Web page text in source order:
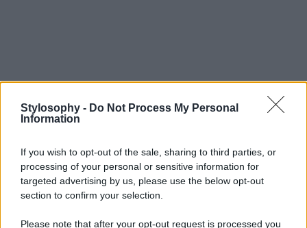
Stylosophy - Do Not Process My Personal
Information
If you wish to opt-out of the sale, sharing to third parties, or
processing of your personal or sensitive information for
targeted advertising by us, please use the below opt-out
section to confirm your selection.
Please note that after your opt-out request is processed you